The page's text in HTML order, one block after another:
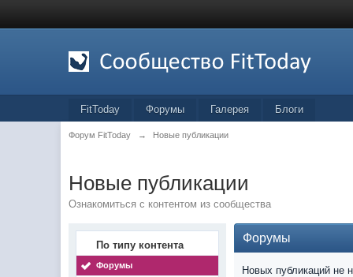
FitToday Форумы Галерея Блоги
Форум FitToday → Новые публикации
Новые публикации
Ознакомиться с контентом из сообщества
По типу контента
Форумы
Форумы
Новых публикаций не